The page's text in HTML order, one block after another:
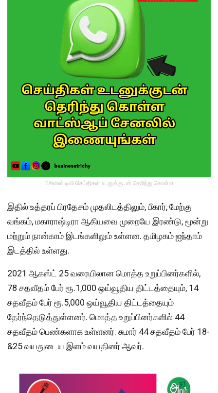
பிசினஸ் டிவி செய்திகள் உடனுக்குடன் தெரிந்து கொள்ள
இதில் உத்தரப் பிரதேசம் முதலிடத்திலும், பீகார், மேற்கு
வங்கம், மகாராஷ்டிரா ஆகியவை முறையே இரண்டு, மூன்று
மற்றும் நான்காம் இடங்களிலும் உள்ளன. தமிழகம் ஐந்தாம்
இடத்தில் உள்ளது.
2021 ஆகஸ்ட் 25 வரையிலான மொத்த உறுப்பினர்களில்,
78 சதவீதம் பேர் ரூ.1,000 ஒய்வூதிய திட்டத்தையும், 14
சதவீதம் பேர் ரூ.5,000 ஒய்வூதிய திட்டத்தையும்
தேர்ந்தெடுத்துள்ளனர். மொத்த உறுப்பினர்களில் 44
சதவீதம் பெண்களாக உள்ளனர். சுமார் 44 சதவீதம் பேர் 18-
&25 வயதுடைய இளம் வயதினர் ஆவர்.